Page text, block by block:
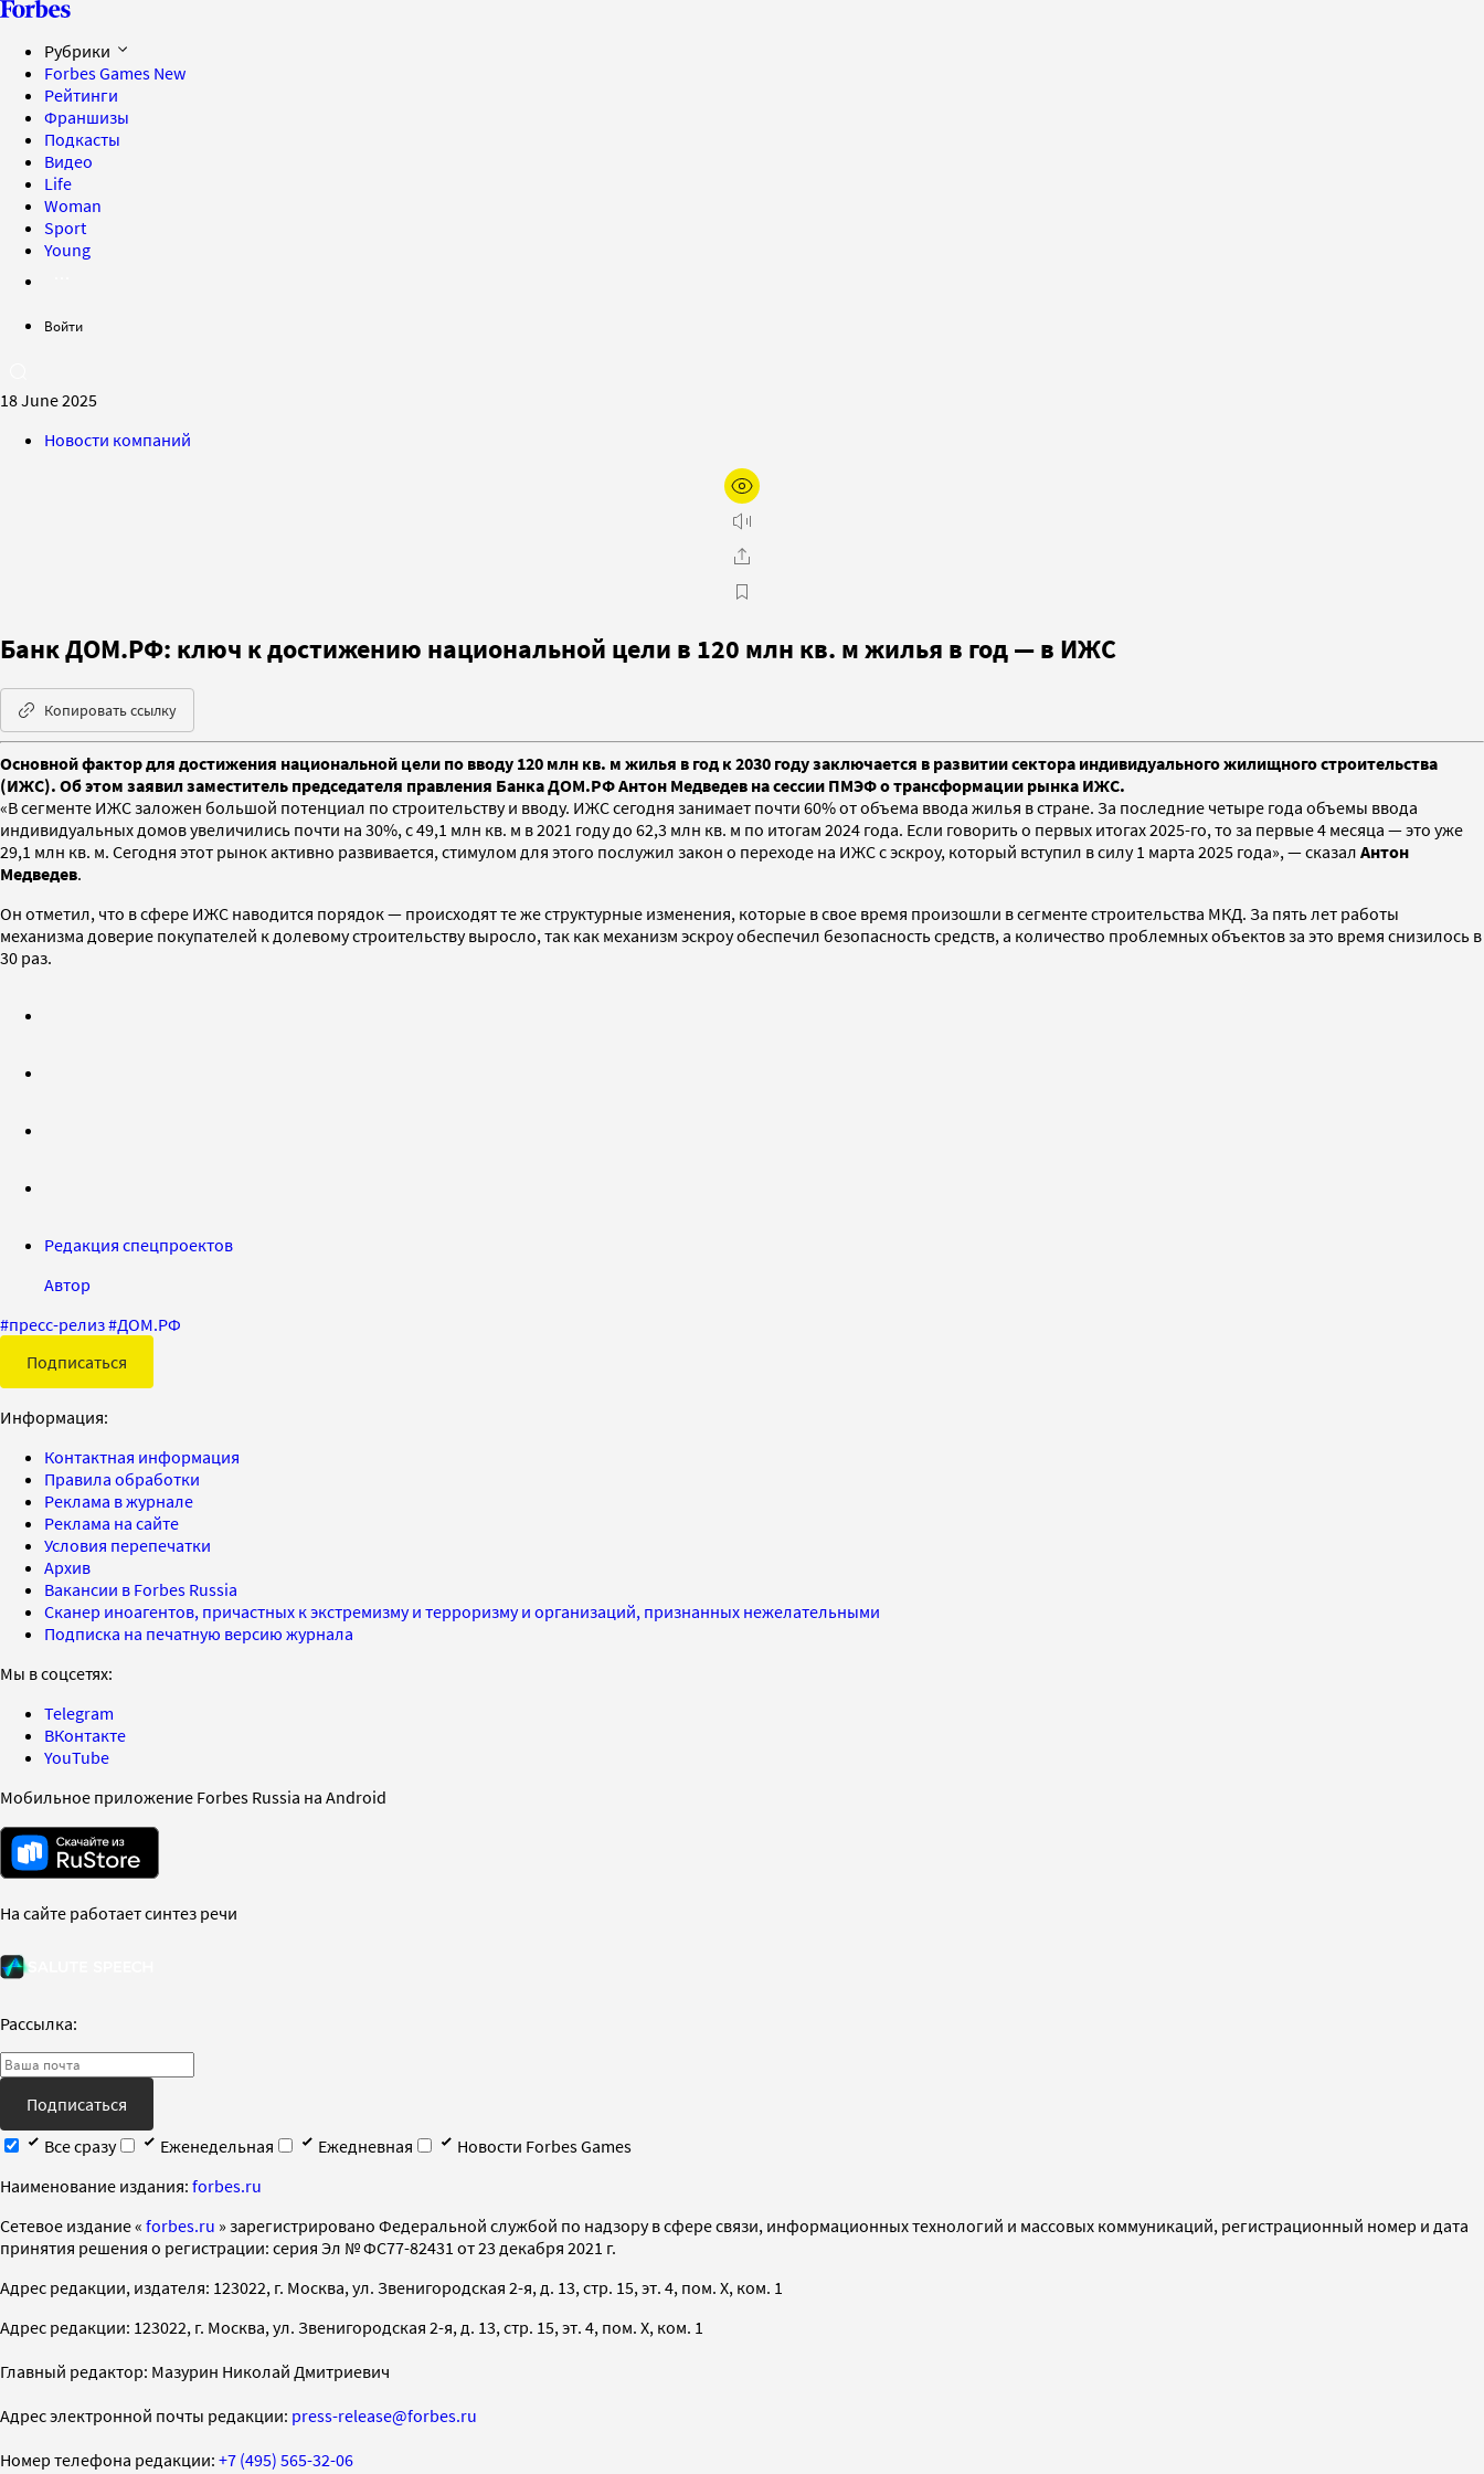
Рубрики
Forbes Games New
Рейтинги
Франшизы
Подкасты
Видео
Life
Woman
Sport
Young
Войти
18 June 2025
Новости компаний
Банк ДОМ.РФ: ключ к достижению национальной цели в 120 млн кв. м жилья в год — в ИЖС
Копировать ссылку
Основной фактор для достижения национальной цели по вводу 120 млн кв. м жилья в год к 2030 году заключается в развитии сектора индивидуального жилищного строительства
(ИЖС). Об этом заявил заместитель председателя правления Банка ДОМ.РФ Антон Медведев на сессии ПМЭФ о трансформации рынка ИЖС.
«В сегменте ИЖС заложен большой потенциал по строительству и вводу. ИЖС сегодня занимает почти 60% от объема ввода жилья в стране. За последние четыре года объемы ввода
индивидуальных домов увеличились почти на 30%, с 49,1 млн кв. м в 2021 году до 62,3 млн кв. м по итогам 2024 года. Если говорить о первых итогах 2025-го, то за первые 4 месяца — это уже
29,1 млн кв. м. Сегодня этот рынок активно развивается, стимулом для этого послужил закон о переходе на ИЖС с эскроу, который вступил в силу 1 марта 2025 года», — сказал Антон
Медведев.
Он отметил, что в сфере ИЖС наводится порядок — происходят те же структурные изменения, которые в свое время произошли в сегменте строительства МКД. За пять лет работы
механизма доверие покупателей к долевому строительству выросло, так как механизм эскроу обеспечил безопасность средств, а количество проблемных объектов за это время снизилось в
30 раз.
Редакция спецпроектов
Автор
#пресс-релиз#ДОМ.РФ
Подписаться
Информация:
Контактная информация
Правила обработки
Реклама в журнале
Реклама на сайте
Условия перепечатки
Архив
Вакансии в Forbes Russia
Сканер иноагентов, причастных к экстремизму и терроризму и организаций, признанных нежелательными
Подписка на печатную версию журнала
Мы в соцсетях:
Telegram
ВКонтакте
YouTube
Мобильное приложение Forbes Russia на Android
На сайте работает синтез речи
Рассылка:
Подписаться
Все сразу
Еженедельная Ежедневная
Новости Forbes Games
Наименование издания: forbes.ru
Cетевое издание « forbes.ru » зарегистрировано Федеральной службой по надзору в сфере связи, информационных технологий и массовых коммуникаций, регистрационный номер и дата
принятия решения о регистрации: серия Эл № ФС77-82431 от 23 декабря 2021 г.
Адрес редакции, издателя: 123022, г. Москва, ул. Звенигородская 2-я, д. 13, стр. 15, эт. 4, пом. X, ком. 1
Адрес редакции: 123022, г. Москва, ул. Звенигородская 2-я, д. 13, стр. 15, эт. 4, пом. X, ком. 1
Главный редактор: Мазурин Николай Дмитриевич
Адрес электронной почты редакции: press-release@forbes.ru
Номер телефона редакции: +7 (495) 565-32-06